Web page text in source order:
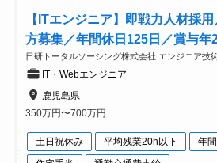
【ITエンジニア】即戦力人材採
方募集／年間休日125日／賞与年
日研トータルソーシング株式会社 エンジニア技
IT・Webエンジニア
鹿児島県
350万円〜700万円
土日祝休み 平均残業20h以下
年